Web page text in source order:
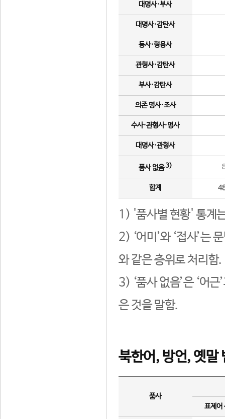
대명사·부사
대명사·감탄사
동사·형용사
관형사·감탄사
부사·감탄사
의존 명사·조사
수사·관형사·명사
대명사·관형사
품사 없음3)
합계
1) '품사별 현황' 통계
2) ‘어미’와 ‘접사’는
와 같은 층위로 처리함.
3) ‘품사 없음’은 ‘어
은 것을 말함.
북한어, 방언, 옛말
품사
표제어